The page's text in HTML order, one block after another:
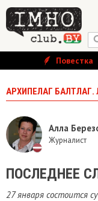
Повестка
АРХИПЕЛАГ БАЛТЛАГ.
Алла
Журналист
ПОСЛЕДНЕЕ
27 января состоится